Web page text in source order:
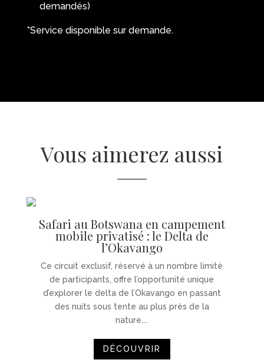
demandés)
*Service disponible sur demande.
Vous aimerez aussi
Safari au Botswana en campement
mobile privatisé : le Delta de
l’Okavango
Ce circuit exclusif, réservé à un nombre limité
de participants, offre l’opportunité unique
d’explorer le delta de l’Okavango en passant
des nuits sous tente au plus près de la
nature....
DÉCOUVRIR